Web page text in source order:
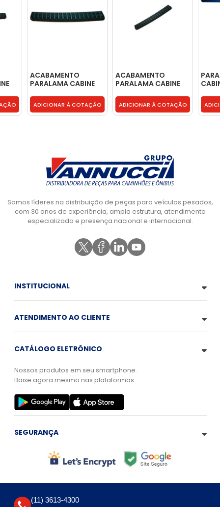
ACABAMENTO
PARALAMA CABINE
504047660
ADICIONAR À COTAÇÃO
ACABAMENTO
PARALAMA CABINE
504047660
ADICIONAR À COTAÇÃO
Somos líderes na distribuição de peças para veículos pesados,
com 30 anos de experiência, ampla estrutura, atendimento
especializado e presença nacional e internacional.
INSTITUCIONAL
ATENDIMENTO AO CLIENTE
CATÁLOGO ELETRÔNICO
Nossos produtos em seu smartphone.
Baixe agora mesmo nas plataformas:
SEGURANÇA
(11) 3613-4300